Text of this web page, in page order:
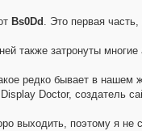
Bs0Dd . Это первая
также затронуты многие
редко бывает в нашем
Doctor, создатель
выходить, поэтому я не